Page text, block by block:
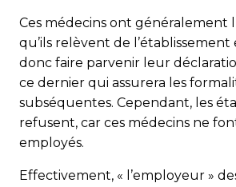
Ces médecins ont généralement
qu’ils relèvent de l’établissement
donc faire parvenir leur
ce dernier qui assurera les
subséquentes. Cependant, les
refusent, car ces médecins ne
employés.
Effectivement, « l’employeur »